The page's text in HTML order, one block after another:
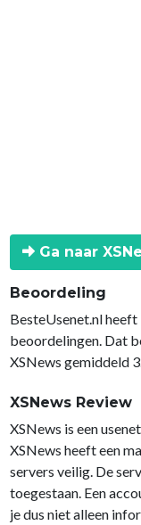
Ga naar
Beoordeling
BesteUsenet.nl
beoordelingen. Dat
XSNews gemiddeld
XSNews Review
XSNews is een
XSNews heeft een
servers veilig. De
toegestaan. Een
je dus niet alleen